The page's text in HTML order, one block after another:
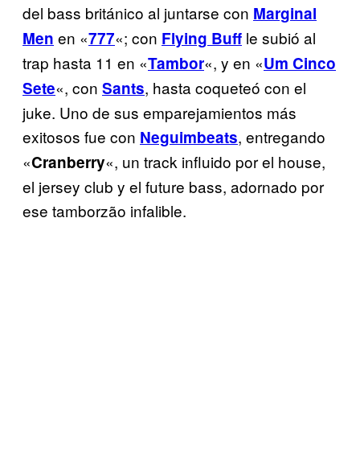
del bass británico al juntarse con Marginal
Men en «777«; con Flying Buff le subió al
trap hasta 11 en «Tambor«, y en «Um Cinco
Sete«, con Sants, hasta coqueteó con el
juke. Uno de sus emparejamientos más
exitosos fue con Neguimbeats, entregando
«Cranberry«, un track influido por el house,
el jersey club y el future bass, adornado por
ese tamborzão infalible.